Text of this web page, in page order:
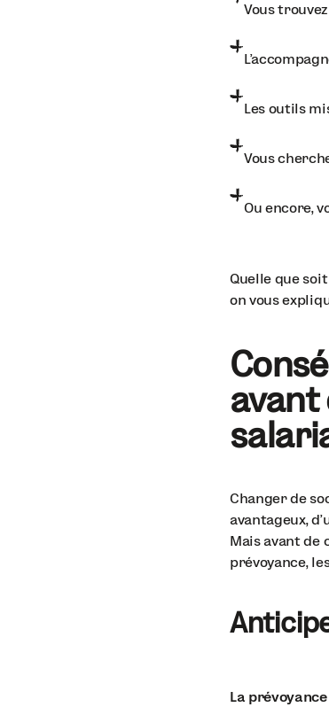
Vous
Les outils
Vous
Ou encore,
Quelle que
on vous
avant
Changer de
avantageux,
Mais avant
prévoyance,
La